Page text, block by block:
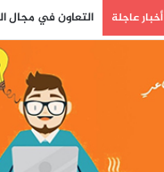
أخبار عاجلة تقرير أمني